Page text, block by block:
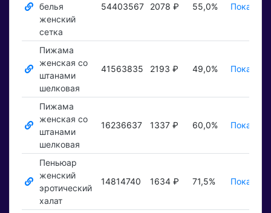
белья
женский
сетка
54403567 2078 ₽ 55,0%
Пижама
женская со
штанами
шелковая
41563835 2193 ₽ 49,0%
Пижама
женская со
штанами
шелковая
16236637 1337 ₽ 60,0%
Пеньюар
женский
эротический
халат
14814740 1634 ₽ 71,5%